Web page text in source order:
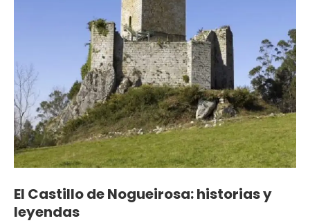
El Castillo de Nogueirosa: historias y
leyendas